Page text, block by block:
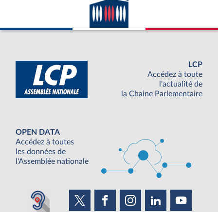
LCP
Accédez à toute
l'actualité de
la Chaine Parlementaire
OPEN DATA
Accédez à toutes
les données de
l'Assemblée nationale